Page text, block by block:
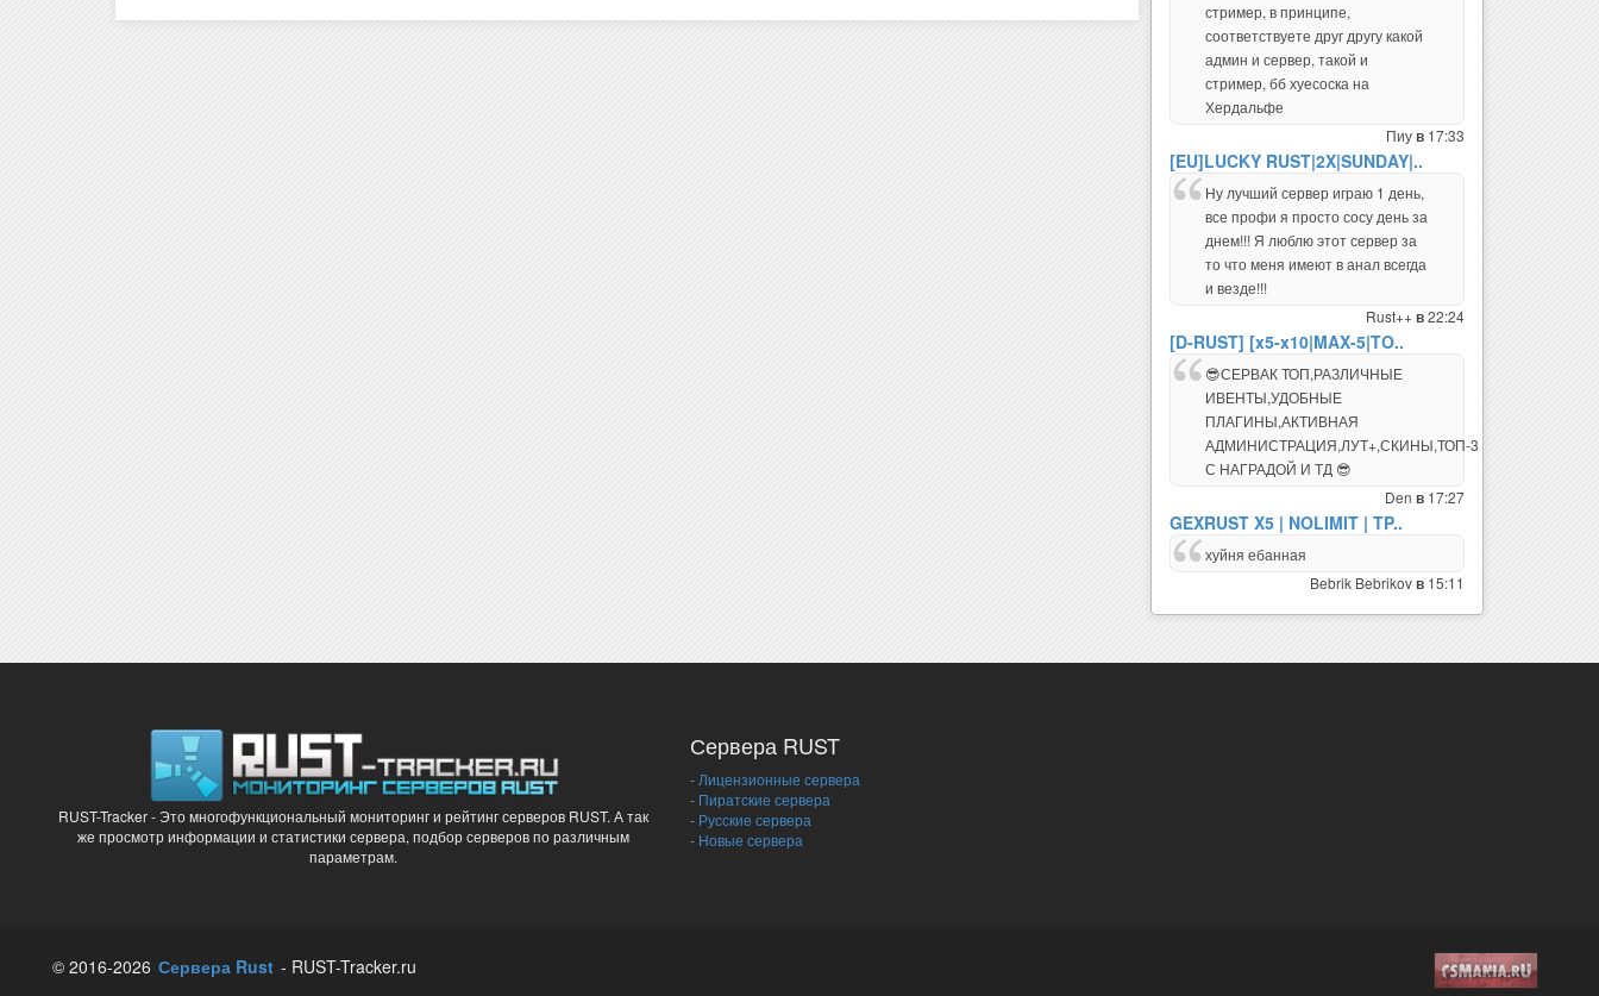
стример, в принципе,
соответствуете друг другу какой
админ и сервер, такой и
стример, бб хуесоска на
Хердальфе
Пиув 17:33
[EU]LUCKY RUST|2X|SUNDAY|..
Ну лучший сервер играю 1 день,
все профи я просто сосу день за
днем!!! Я люблю этот сервер за
то что меня имеют в анал всегда
и везде!!!
Rust++ в22:24
[D-RUST] [x5-x10|MAX-5|TO..
😎СЕРВАК ТОП,РАЗЛИЧНЫЕ
ИВЕНТЫ,УДОБНЫЕ
ПЛАГИНЫ,АКТИВНАЯ
АДМИНИСТРАЦИЯ,ЛУТ+,СКИНЫ,ТОП-3
С НАГРАДОЙ И ТД 😎
Den в 17:27
GEXRUST X5 | NOLIMIT | TP..
хуйня ебанная
Bebrik Bebrikovв 15:11
RUST-Tracker - Это многофункциональный мониторинг и рейтинг серверов RUST. А так
же просмотр информации и статистики сервера, подбор серверов по различным
параметрам.
Сервера RUST
- Лицензионные сервера
- Пиратские сервера
- Русские сервера
- Новые сервера
© 2016-2026 Сервера Rust - RUST-Tracker.ru